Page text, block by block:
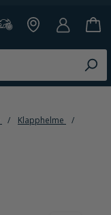
Klapphelme